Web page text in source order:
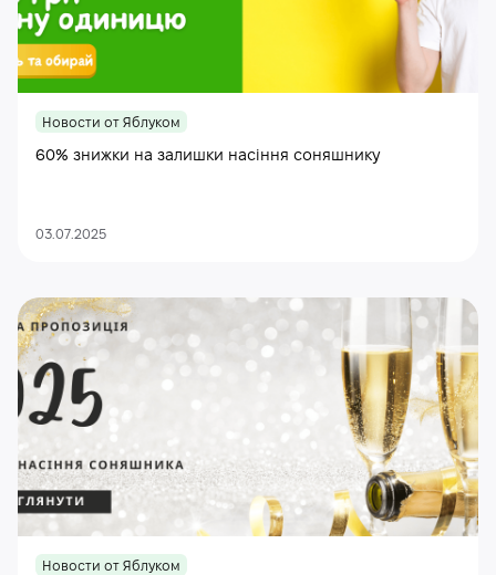
Новости от Яблуком
60% знижки на залишки насіння соняшнику
03.07.2025
Новости от Яблуком